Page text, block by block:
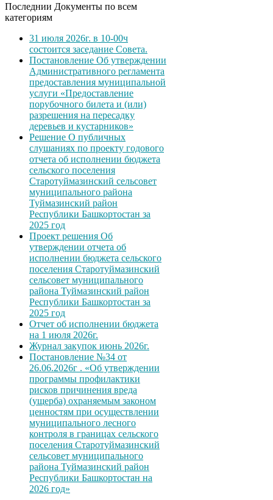
Последнии Документы по всем
категориям
31 июля 2026г. в 10-00ч
состоится заседание Совета.
Постановление Об утверждении
Административного регламента
предоставления муниципальной
услуги «Предоставление
порубочного билета и (или)
разрешения на пересадку
деревьев и кустарников»
Решение О публичных
слушаниях по проекту годового
отчета об исполнении бюджета
сельского поселения
Старотуймазинский сельсовет
муниципального района
Туймазинский район
Республики Башкортостан за
2025 год
Проект решения Об
утверждении отчета об
исполнении бюджета сельского
поселения Старотуймазинский
сельсовет муниципального
района Туймазинский район
Республики Башкортостан за
2025 год
Отчет об исполнении бюджета
на 1 июля 2026г.
Журнал закупок июнь 2026г.
Постановление №34 от
26.06.2026г . «Об утверждении
программы профилактики
рисков причинения вреда
(ущерба) охраняемым законом
ценностям при осуществлении
муниципального лесного
контроля в границах сельского
поселения Старотуймазинский
сельсовет муниципального
района Туймазинский район
Республики Башкортостан на
2026 год»